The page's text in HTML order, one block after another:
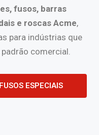
fusos, barras
e roscas Acme,
para indústrias que
comercial.
ESPECIAIS